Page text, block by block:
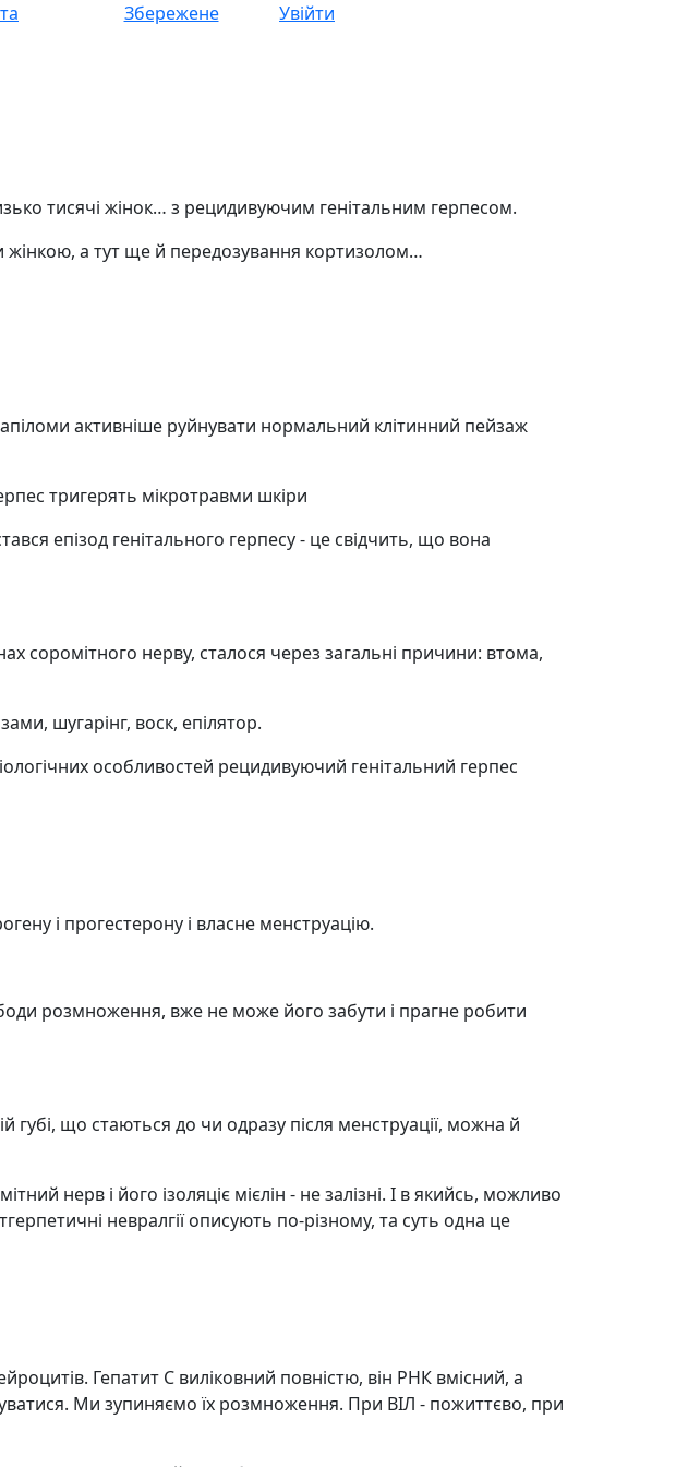
Збережене
Увійти
тисячі жінок… з рецидивуючим генітальним герпесом.
жінкою, а тут ще й передозування кортизолом…
активніше руйнувати нормальний клітинний пейзаж
тригерять мікротравми шкіри
епізод генітального герпесу - це свідчить, що вона
соромітного нерву, сталося через загальні причини: втома,
шугарінг, воск, епілятор.
особливостей рецидивуючий генітальний герпес
і прогестерону і власне менструацію.
розмноження, вже не може його забути і прагне робити
губі, що стаються до чи одразу після менструації, можна й
нерв і його ізоляціє мієлін - не залізні. І в якийсь, можливо
невралгії описують по-різному, та суть одна це
Гепатит С виліковний повністю, він РНК вмісний, а
Ми зупиняємо їх розмноження. При ВІЛ - пожиттєво, при